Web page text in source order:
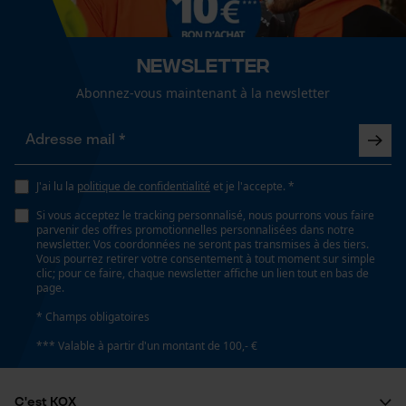
Ajustement
Visibilité
bandes réfléchissantes
poche poitrine, poches latérales
Newsletter
Abonnez-vous maintenant à la newsletter
J'ai lu la politique de confidentialité et je l'accepte. *
Si vous acceptez le tracking personnalisé, nous pourrons vous faire
parvenir des offres promotionnelles personnalisées dans notre
newsletter. Vos coordonnées ne seront pas transmises à des tiers.
Vous pourrez retirer votre consentement à tout moment sur simple
clic; pour ce faire, chaque newsletter affiche un lien tout en bas de
page.
* Champs obligatoires
*** Valable à partir d'un montant de 100,- €
C'est KOX
Loop54 Personalization
Panier sauvegardé
Salutation personnelle
Géo-IP et détection des
utilisateurs
Vidéos YouTube
Prise de contact par chat